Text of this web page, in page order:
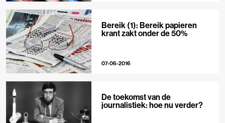
Bereik (1): Bereik papieren
krant zakt onder de 50%
07-06-2016
De toekomst van de
journalistiek: hoe nu verder?